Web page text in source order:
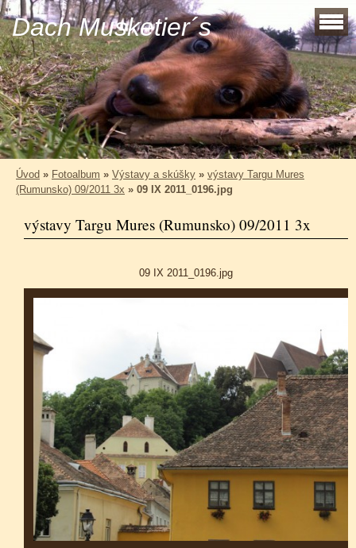
Dach Musketier´s
Úvod » Fotoalbum » Výstavy a skúšky » výstavy Targu Mures
(Rumunsko) 09/2011 3x » 09 IX 2011_0196.jpg
výstavy Targu Mures (Rumunsko) 09/2011 3x
09 IX 2011_0196.jpg